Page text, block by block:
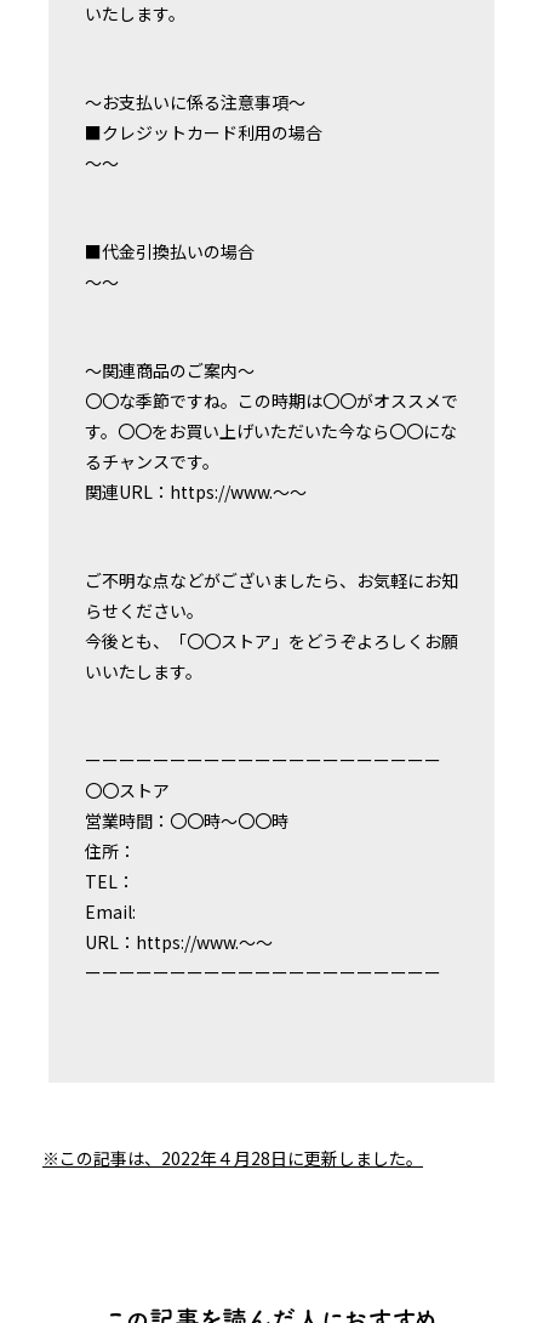
いたします。
〜お支払いに係る注意事項〜
■クレジットカード利用の場合
〜〜
■代金引換払いの場合
〜〜
〜関連商品のご案内〜
〇〇な季節ですね。この時期は〇〇がオススメで
す。〇〇をお買い上げいただいた今なら〇〇にな
るチャンスです。
関連URL：https://www.〜〜
ご不明な点などがございましたら、お気軽にお知
らせください。
今後とも、「〇〇ストア」をどうぞよろしくお願
いいたします。
ーーーーーーーーーーーーーーーーーーーーー
〇〇ストア
営業時間：〇〇時〜〇〇時
住所：
TEL：
Email:
URL：https://www.〜〜
ーーーーーーーーーーーーーーーーーーーーー
※この記事は、2022年４月28日に更新しました。